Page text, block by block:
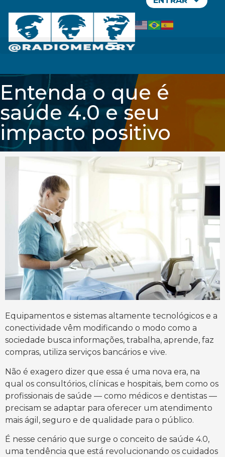
Entenda o que é
saúde 4.0 e seu
impacto positivo
Equipamentos e sistemas altamente tecnológicos e a
conectividade vêm modificando o modo como a
sociedade busca informações, trabalha, aprende, faz
compras, utiliza serviços bancários e vive.
Não é exagero dizer que essa é uma nova era, na
qual os consultórios, clínicas e hospitais, bem como os
profissionais de saúde — como médicos e dentistas —
precisam se adaptar para oferecer um atendimento
mais ágil, seguro e de qualidade para o público.
É nesse cenário que surge o conceito de saúde 4.0,
uma tendência que está revolucionando os cuidados